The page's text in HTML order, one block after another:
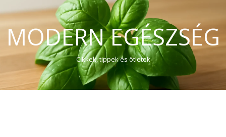
MODERN EGÉSZSÉG
Cikkek, tippek és ötletek